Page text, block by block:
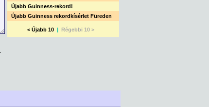
Újabb Guinness-rekord!
Újabb Guinness rekordkísérlet Füreden
< Újabb 10 | Régebbi 10 >